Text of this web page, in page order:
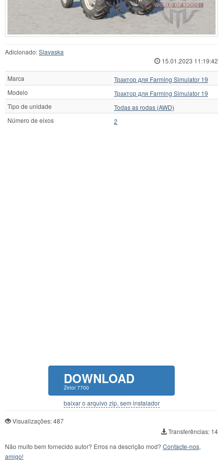
Adicionado:Slavaska
15.01.2023 11:19:42
Marca
Трактор для Farming Simulator 19
Modelo
Трактор для Farming Simulator 19
Tipo de unidade
Todas as rodas (AWD)
Número de eixos
2
DOWNLOAD
Zetor 7700
baixar o arquivo zip, sem instalador
Visualizações: 487
Transferências: 14
Não muito bem fornecido autor? Erros na descrição mod? Contacte-nos,
amigo!